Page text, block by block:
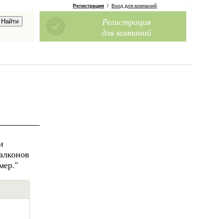
Регистрация / Вход для компаний
Регистрация
для компаний